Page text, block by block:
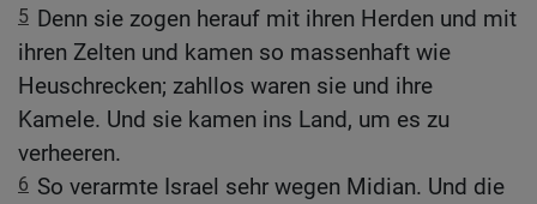
5 Denn sie zogen herauf mit ihren Herden und mit
ihren Zelten und kamen so massenhaft wie
Heuschrecken; zahllos waren sie und ihre
Kamele. Und sie kamen ins Land, um es zu
verheeren.
6 So verarmte Israel sehr wegen Midian. Und die